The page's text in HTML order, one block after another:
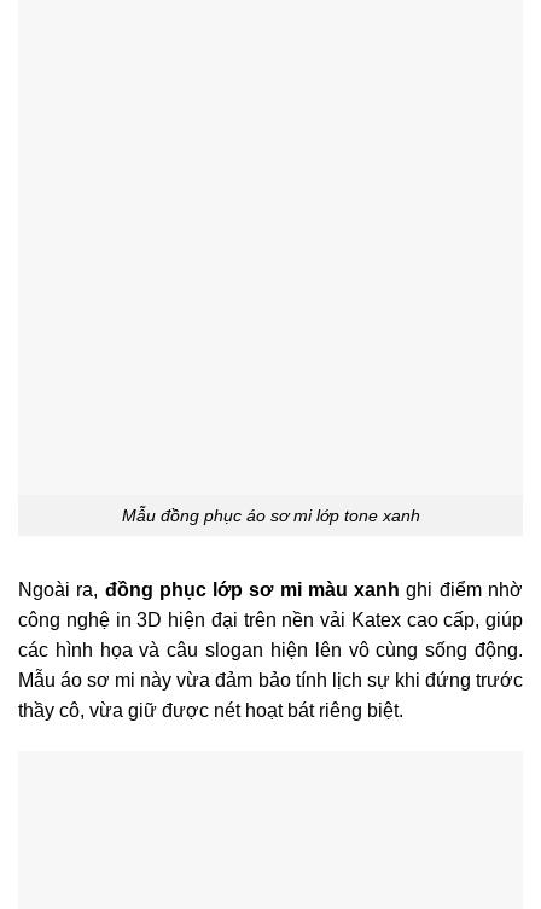
Mẫu đồng phục áo sơ mi lớp tone xanh
Ngoài ra, đồng phục lớp sơ mi màu xanhghi điểm nhờ
công nghệ in 3D hiện đại trên nền vải Katex cao cấp, giúp
các hình họa và câu slogan hiện lên vô cùng sống động.
Mẫu áo sơ mi này vừa đảm bảo tính lịch sự khi đứng trước
thầy cô, vừa giữ được nét hoạt bát riêng biệt.